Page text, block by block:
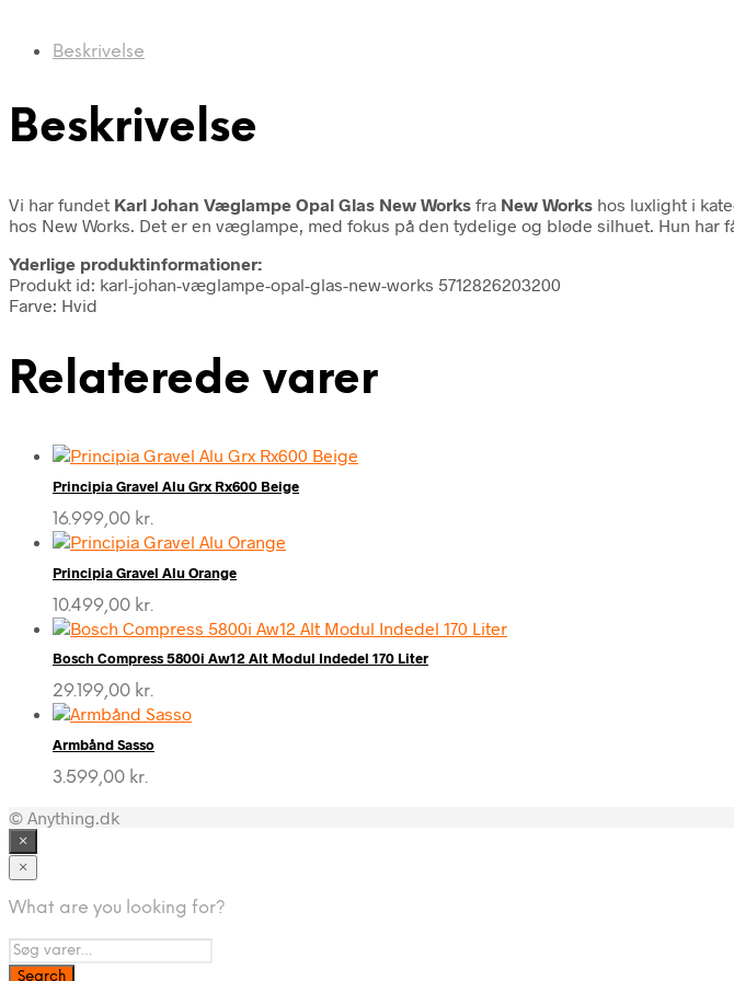
Beskrivelse
Beskrivelse
Vi har fundet Karl Johan Væglampe Opal Glas New Works fra New Works hos luxlight i
hos New Works. Det er en væglampe, med fokus på den tydelige og bløde silhuet. Hun har
Yderlige produktinformationer:
Produkt id: karl-johan-væglampe-opal-glas-new-works 5712826203200
Farve: Hvid
Relaterede varer
Principia Gravel Alu Grx Rx600 Beige
16.999,00 kr.
Principia Gravel Alu Orange
10.499,00 kr.
Bosch Compress 5800i Aw12 Alt Modul Indedel 170 Liter
29.199,00 kr.
Armbånd Sasso
3.599,00 kr.
© Anything.dk
×
×
What are you looking for?